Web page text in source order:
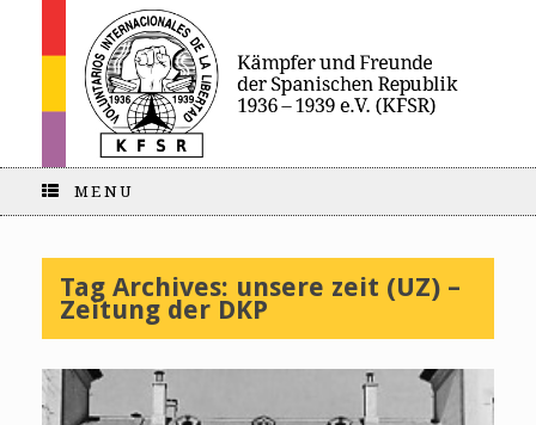
MENU
Tag Archives: unsere zeit (UZ) –
Zeitung der DKP